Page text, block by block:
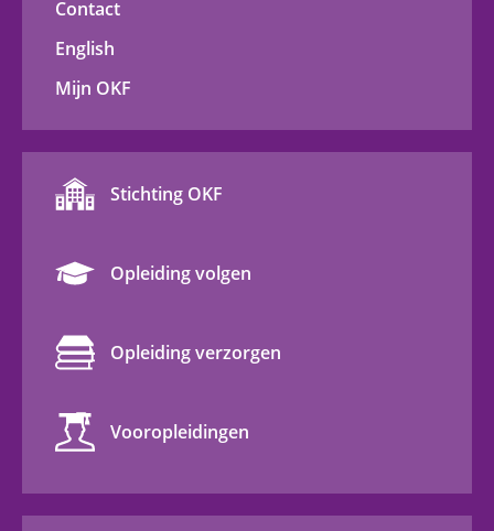
Contact
English
Mijn OKF
Stichting OKF
Opleiding volgen
Opleiding verzorgen
Vooropleidingen